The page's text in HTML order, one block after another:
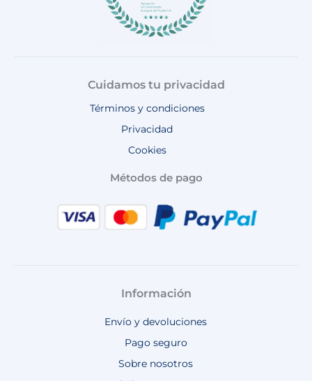
Cuidamos tu privacidad
Términos y condiciones
Privacidad
Cookies
Métodos de pago
Información
Envío y devoluciones
Pago seguro
Sobre nosotros